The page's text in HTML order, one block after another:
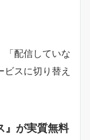
「配信していな
スに切り替え
』が実質無料